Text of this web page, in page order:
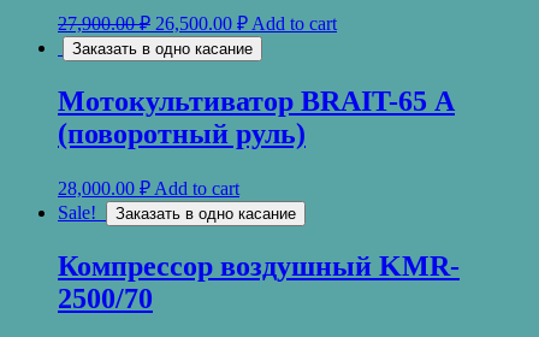
27,900.00₽ 26,500.00 ₽ Add to cart
Заказать в одно касание
Мотокультиватор BRAIT-65 А
(поворотный руль)
28,000.00 ₽ Add to cart
Sale!
Заказать в одно касание
Компрессор воздушный KMR-
2500/70